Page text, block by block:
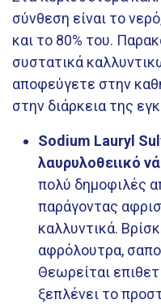
σύνθεση είναι το
και το 80% του.
συστατικά
αποφεύγετε στην
στην διάρκεια της
Sodium Lauryl
λαυρυλοθειικό
πολύ δημοφιλές
παράγοντας
καλλυντικά.
αφρόλουτρα,
Θεωρείται
ξεπλένει το